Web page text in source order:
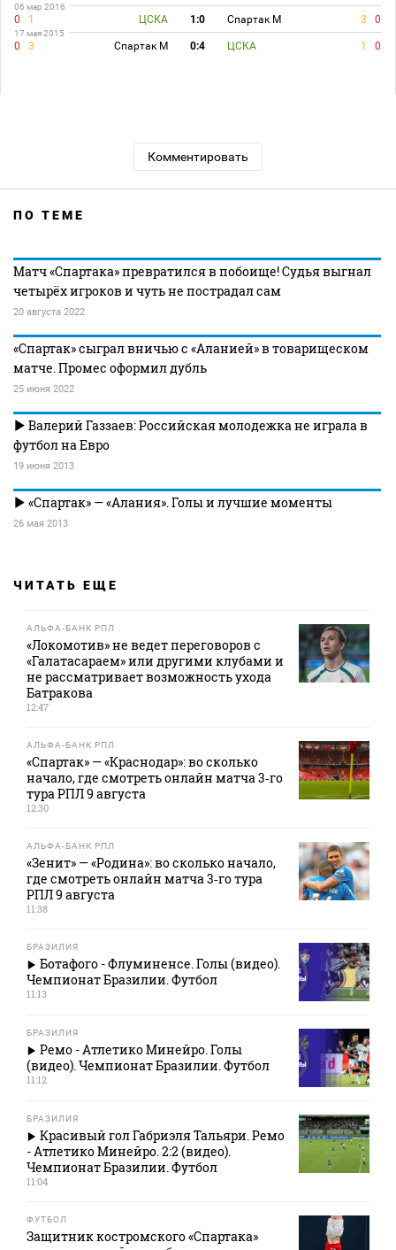
06 мар 2016
0 1 ЦСКА 1:0 Спартак М 3 0
17 мая 2015
0 3 Спартак М 0:4 ЦСКА 1 0
Комментировать
ПО ТЕМЕ
Матч «Спартака» превратился в побоище! Судья выгнал
четырёх игроков и чуть не пострадал сам
20 августа 2022
«Спартак» сыграл вничью с «Аланией» в товарищеском
матче. Промес оформил дубль
25 июня 2022
Валерий Газзаев: Российская молодежка не играла в
футбол на Евро
19 июня 2013
«Спартак» — «Алания». Голы и лучшие моменты
26 мая 2013
ЧИТАТЬ ЕЩЕ
АЛЬФА-БАНК РПЛ
«Локомотив» не ведет переговоров с
«Галатасараем» или другими клубами и
не рассматривает возможность ухода
Батракова
12:47
АЛЬФА-БАНК РПЛ
«Спартак» — «Краснодар»: во сколько
начало, где смотреть онлайн матча 3‑го
тура РПЛ 9 августа
12:30
АЛЬФА-БАНК РПЛ
«Зенит» — «Родина»: во сколько начало,
где смотреть онлайн матча 3‑го тура
РПЛ 9 августа
11:38
БРАЗИЛИЯ
Ботафого - Флуминенсе. Голы (видео).
Чемпионат Бразилии. Футбол
11:13
БРАЗИЛИЯ
Ремо - Атлетико Минейро. Голы
(видео). Чемпионат Бразилии. Футбол
11:12
БРАЗИЛИЯ
Красивый гол Габриэля Тальяри. Ремо
- Атлетико Минейро. 2:2 (видео).
Чемпионат Бразилии. Футбол
11:04
ФУТБОЛ
Защитник костромского «Спартака»